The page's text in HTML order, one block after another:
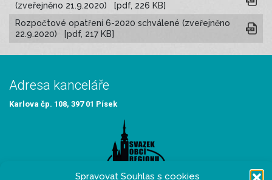
Spravovat Souhlas s cookies
(zveřejněno 21.9.2020) [pdf, 226 KB]
Rozpočtové opatření 6-2020 schválené (zveřejněno
22.9.2020) [pdf, 217 KB]
Adresa kanceláře
Karlova čp. 108, 397 01 Písek